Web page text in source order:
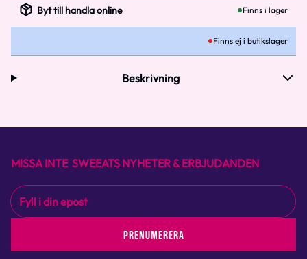
Byt till handla online Finns i lager
Finns ej i butikslager
Beskrivning
MISSA INTE SWEEATS NYHETER & ERBJUDANDEN
PRENUMERERA